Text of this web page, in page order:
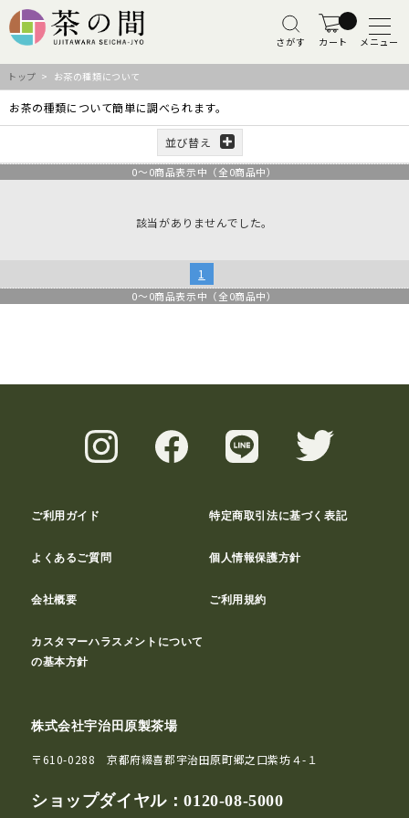
さがす カート メニュー
トップ > お茶の種類について
お茶の種類について簡単に調べられます。
並び替え
0～0商品表示中（全0商品中）
該当がありませんでした。
1
0～0商品表示中（全0商品中）
ご利用ガイド 特定商取引法に基づく表記
よくあるご質問 個人情報保護方針
会社概要 ご利用規約
カスタマーハラスメントについて
の基本方針
株式会社宇治田原製茶場
〒610-0288 京都府綴喜郡宇治田原町郷之口紫坊４-１
ショップダイヤル：0120-08-5000